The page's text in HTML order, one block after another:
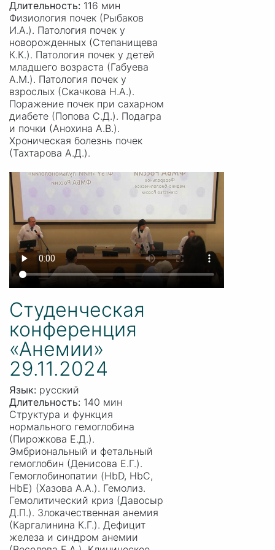
Длительность: 116 мин
Физиология почек (Рыбаков
И.А.). Патология почек у
новорожденных (Степанищева
К.К.). Патология почек у детей
младшего возраста (Габуева
А.М.). Патология почек у
взрослых (Скачкова Н.А.).
Поражение почек при сахарном
диабете (Попова С.Д.). Подагра
и почки (Анохина А.В.).
Хроническая болезнь почек
(Тахтарова А.Д.).
Студенческая
конференция
«Анемии»
29.11.2024
Язык: русский
Длительность: 140 мин
Структура и функция
нормального гемоглобина
(Пирожкова Е.Д.).
Эмбриональный и фетальный
гемоглобин (Денисова Е.Г.).
Гемоглобинопатии (HbD, HbC,
HbE) (Хазова А.А.). Гемолиз.
Гемолитический криз (Давосыр
Д.П.). Злокачественная анемия
(Каргалинина К.Г.). Дефицит
железа и синдром анемии